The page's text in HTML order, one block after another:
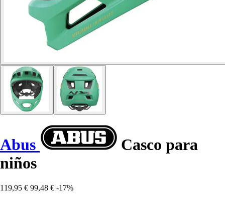
Abus
Casco para
niños
119,95 € 99,48 € -17%